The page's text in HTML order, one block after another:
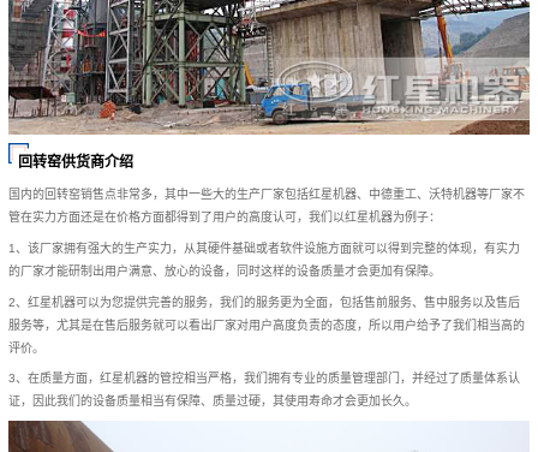
回转窑供货商介绍
国内的回转窑销售点非常多，其中一些大的生产厂家包括红星机器、中德重工、沃特机器等厂家不
管在实力方面还是在价格方面都得到了用户的高度认可，我们以红星机器为例子：
1、该厂家拥有强大的生产实力，从其硬件基础或者软件设施方面就可以得到完整的体现，有实力
的厂家才能研制出用户满意、放心的设备，同时这样的设备质量才会更加有保障。
2、红星机器可以为您提供完善的服务，我们的服务更为全面，包括售前服务、售中服务以及售后
服务等，尤其是在售后服务就可以看出厂家对用户高度负责的态度，所以用户给予了我们相当高的
评价。
3、在质量方面，红星机器的管控相当严格，我们拥有专业的质量管理部门，并经过了质量体系认
证，因此我们的设备质量相当有保障、质量过硬，其使用寿命才会更加长久。